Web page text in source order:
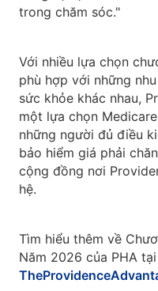
trong chăm sóc."
Với nhiều lựa chọn
phù hợp với những
sức khỏe khác nhau,
một lựa chọn
những người đủ điều
bảo hiểm giá phải
cộng đồng nơi
hệ.
Tìm hiểu thêm về
Năm 2026 của PHA tại